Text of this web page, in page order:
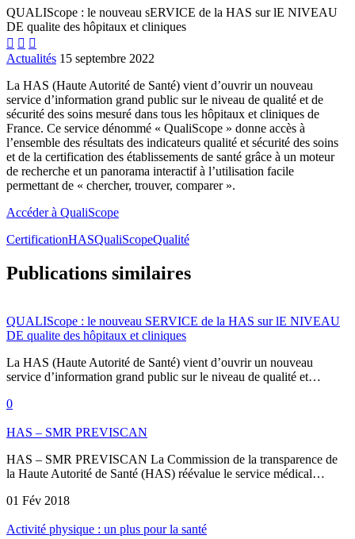
QUALIScope : le nouveau sERVICE de la HAS sur lE NIVEAU
DE qualite des hôpitaux et cliniques
  
Actualités 15 septembre 2022
La HAS (Haute Autorité de Santé) vient d’ouvrir un nouveau
service d’information grand public sur le niveau de qualité et de
sécurité des soins mesuré dans tous les hôpitaux et cliniques de
France. Ce service dénommé « QualiScope » donne accès à
l’ensemble des résultats des indicateurs qualité et sécurité des soins
et de la certification des établissements de santé grâce à un moteur
de recherche et un panorama interactif à l’utilisation facile
permettant de « chercher, trouver, comparer ».
Accéder à QualiScope
CertificationHASQualiScopeQualité
Publications similaires
QUALIScope : le nouveau SERVICE de la HAS sur lE NIVEAU
DE qualite des hôpitaux et cliniques
La HAS (Haute Autorité de Santé) vient d’ouvrir un nouveau
service d’information grand public sur le niveau de qualité et…
0
HAS – SMR PREVISCAN
HAS – SMR PREVISCAN La Commission de la transparence de
la Haute Autorité de Santé (HAS) réévalue le service médical…
01 Fév 2018
Activité physique : un plus pour la santé